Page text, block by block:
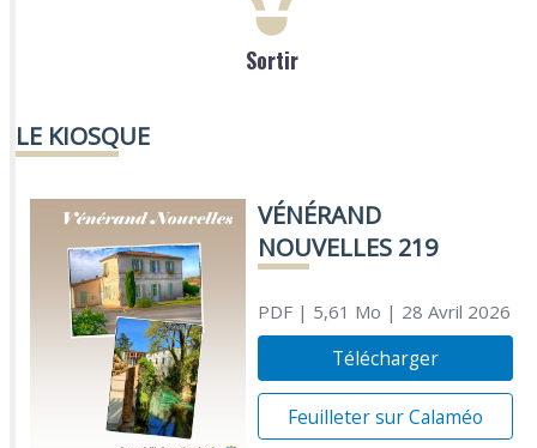
Sortir
LE KIOSQUE
VÉNÉRAND
NOUVELLES 219
PDF| 5,61 Mo | 28 Avril 2026
Télécharger
Feuilleter sur Calaméo